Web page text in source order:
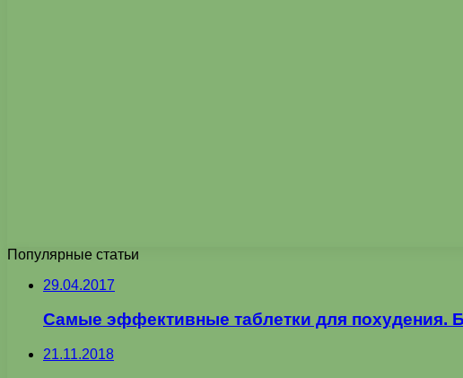
Популярные статьи
29.04.2017
Самые эффективные таблетки для похудения.
21.11.2018